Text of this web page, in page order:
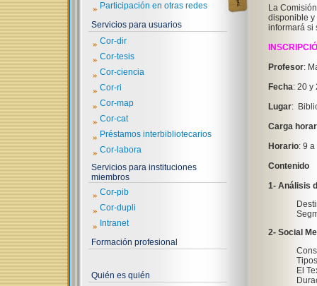
» Participación en otras redes
Servicios para usuarios
» Cor-dir
» Cor-tesis
» Cor-ciencia
» Cor-ri
» Cor-map
» Cor-cat
» Préstamos interbibliotecarios
» Cor-labora
Servicios para instituciones
miembros
» Cor-pib
» Cor-dupli
» Intranet
Formación profesional
Quién es quién
La
disponible y
informará si
Profesor:
Fecha: 20 y
Lugar:
Carga
Horario: 9 a
Contenido
1- Análisis
2- Social
El